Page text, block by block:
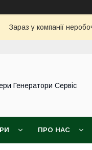
Зараз у компанії
Генератори Сервіс
ПРО НАС